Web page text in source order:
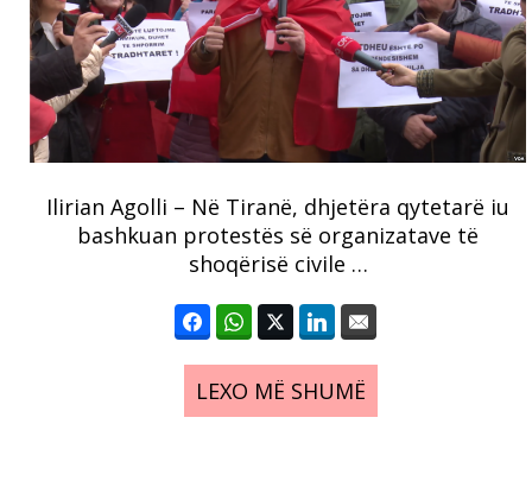
Ilirian Agolli – Në Tiranë, dhjetëra qytetarë iu
bashkuan protestës së organizatave të
shoqërisë civile …
LEXO MË SHUMË